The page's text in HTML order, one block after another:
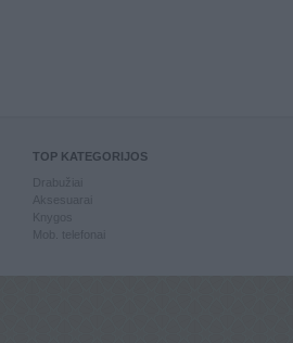
TOP KATEGORIJOS
Knygos
Mob. telefonai